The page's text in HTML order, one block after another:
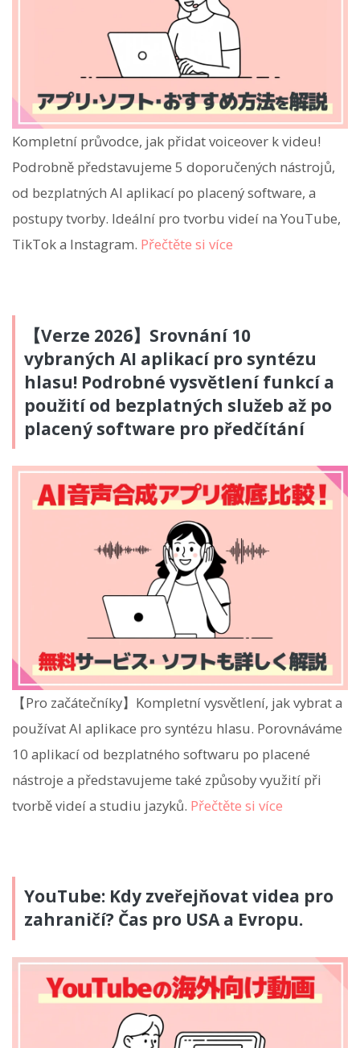
Kompletní průvodce, jak přidat voiceover k videu!
Podrobně představujeme 5 doporučených nástrojů,
od bezplatných AI aplikací po placený software, a
postupy tvorby. Ideální pro tvorbu videí na YouTube,
TikTok a Instagram. Přečtěte si více
【Verze 2026】Srovnání 10
vybraných AI aplikací pro syntézu
hlasu! Podrobné vysvětlení funkcí a
použití od bezplatných služeb až po
placený software pro předčítání
【Pro začátečníky】Kompletní vysvětlení, jak vybrat a
používat AI aplikace pro syntézu hlasu. Porovnáváme
10 aplikací od bezplatného softwaru po placené
nástroje a představujeme také způsoby využití při
tvorbě videí a studiu jazyků. Přečtěte si více
YouTube: Kdy zveřejňovat videa pro
zahraničí? Čas pro USA a Evropu.